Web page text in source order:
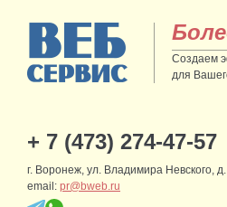
Создаем
для
+ 7 (473) 274-47-57
г. Воронеж, ул. Владимира Невского,
email: pr@bweb.ru